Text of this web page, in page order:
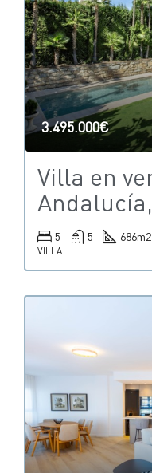
3.495.000€
Villa en
5 5 686m2
VILLA